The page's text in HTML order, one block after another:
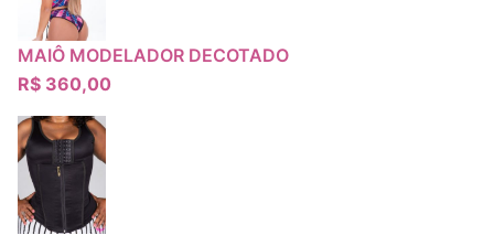
MAIÔ MODELADOR DECOTADO
R$ 360,00